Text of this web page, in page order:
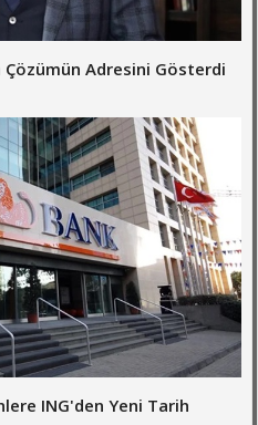
Adresini Gösterdi
ING'den Yeni Tarih